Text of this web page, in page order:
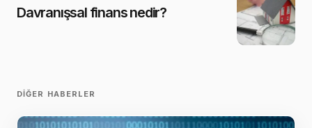
Davranışsal finans nedir?
DIĞER HABERLER